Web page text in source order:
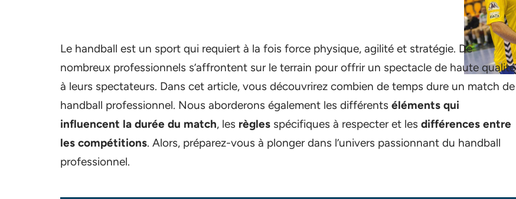
Le handball est un sport qui requiert à la fois force physique, agilité et stratégie. De
nombreux professionnels s’affrontent sur le terrain pour offrir un spectacle de haute qualité
à leurs spectateurs. Dans cet article, vous découvrirez combien de temps dure un match de
handball professionnel. Nous aborderons également les différents éléments qui
influencent la durée du match, les règles spécifiques à respecter et les différences entre
les compétitions. Alors, préparez-vous à plonger dans l’univers passionnant du handball
professionnel.